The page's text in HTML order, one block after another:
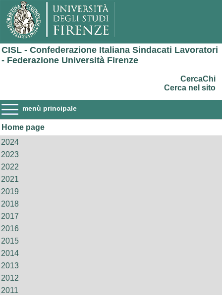
CISL - Confederazione Italiana Sindacati Lavoratori
- Federazione Università Firenze
CercaChi
Cerca nel sito
menù principale
Home page
2024
2023
2022
2021
2019
2018
2017
2016
2015
2014
2013
2012
2011